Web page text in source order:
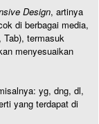
Design, artinya
di berbagai media,
Tab), termasuk
menyesuaikan
yg, dng, dl,
yang terdapat di